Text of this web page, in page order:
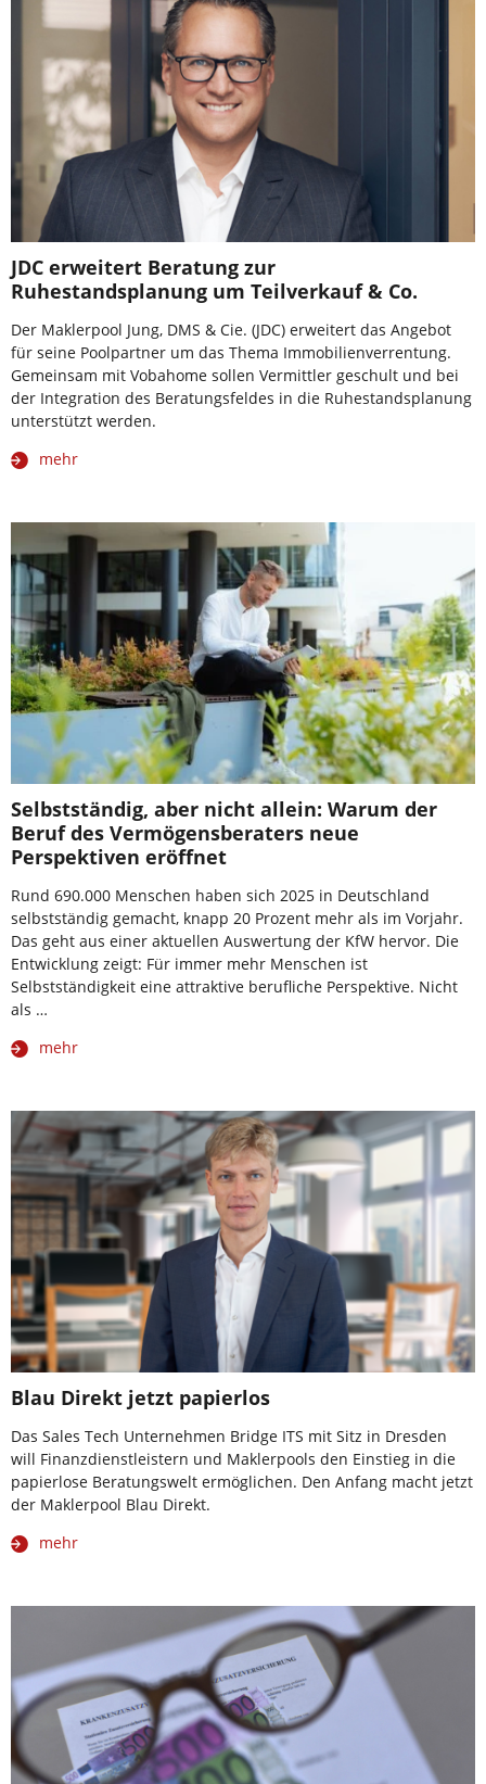
JDC erweitert Beratung zur
Ruhestandsplanung um Teilverkauf & Co.
Der Maklerpool Jung, DMS & Cie. (JDC) erweitert das Angebot
für seine Poolpartner um das Thema Immobilienverrentung.
Gemeinsam mit Vobahome sollen Vermittler geschult und bei
der Integration des Beratungsfeldes in die Ruhestandsplanung
unterstützt werden.
mehr
Selbstständig, aber nicht allein: Warum der
Beruf des Vermögensberaters neue
Perspektiven eröffnet
Rund 690.000 Menschen haben sich 2025 in Deutschland
selbstständig gemacht, knapp 20 Prozent mehr als im Vorjahr.
Das geht aus einer aktuellen Auswertung der KfW hervor. Die
Entwicklung zeigt: Für immer mehr Menschen ist
Selbstständigkeit eine attraktive berufliche Perspektive. Nicht
als …
mehr
Blau Direkt jetzt papierlos
Das Sales Tech Unternehmen Bridge ITS mit Sitz in Dresden
will Finanzdienstleistern und Maklerpools den Einstieg in die
papierlose Beratungswelt ermöglichen. Den Anfang macht jetzt
der Maklerpool Blau Direkt.
mehr